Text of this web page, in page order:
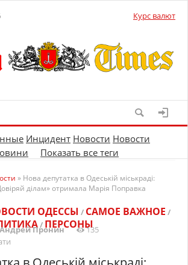
Курс валют
Инцидент Новости Новости
Показать все теги
» Нова депутатка в Одеській міськраді:
ділам» отримала Марія Поправка
ОДЕССЫ / САМОЕ ВАЖНОЕ /
/ ПЕРСОНЫ
Андрей Пронин
135